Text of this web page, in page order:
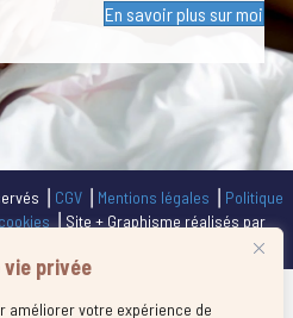
privée
améliorer votre expérience de
En savoir plus sur moi
⎥ CGV Mentions légales
Politique
⎥ Site + Graphisme réalisés par